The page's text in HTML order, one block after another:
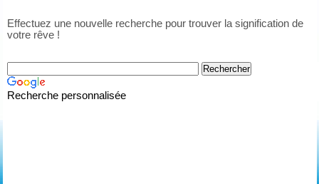
Effectuez une nouvelle recherche pour trouver la signification de
votre rêve !
Recherche personnalisée